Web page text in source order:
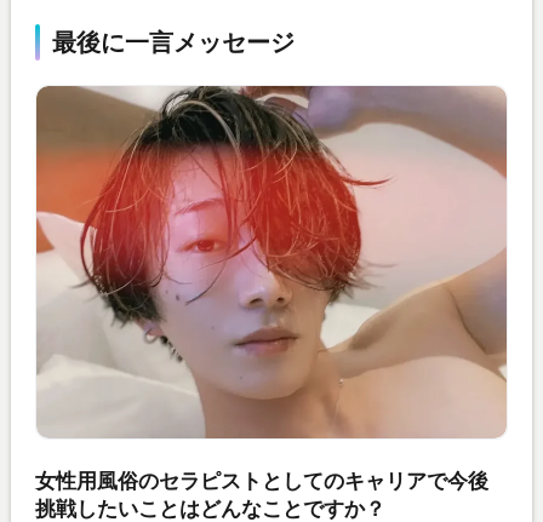
最後に一言メッセージ
女性用風俗のセラピストとしてのキャリアで今後
挑戦したいことはどんなことですか？